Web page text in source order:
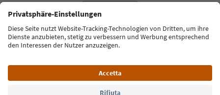
Südtirol Guide App